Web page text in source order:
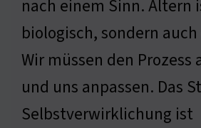
nach einem Sinn. Altern
biologisch, sondern
Wir müssen den Prozess
und uns anpassen. Das
Selbstverwirklichung ist